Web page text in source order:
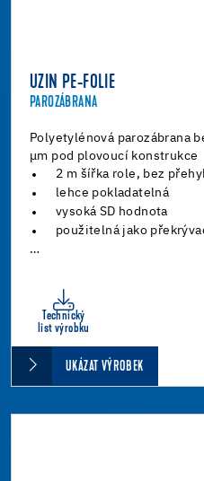
UZIN PE-FOLIE
PAROZÁBRANA
Polyetylénová parozábrana
μm pod plovoucí konstrukce
2 m šířka role, bez
lehce pokladatelná
vysoká SD hodnota
použitelná jako
…
Technický
list výrobku
UKÁZAT VÝROBEK